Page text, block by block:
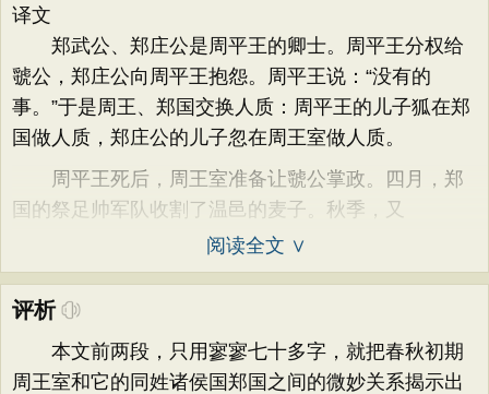
译文
郑武公、郑庄公是周平王的卿士。周平王分权给
虢公，郑庄公向周平王抱怨。周平王说：“没有的
事。”于是周王、郑国交换人质：周平王的儿子狐在郑
国做人质，郑庄公的儿子忽在周王室做人质。
周平王死后，周王室准备让虢公掌政。四月，郑
国的祭足帅军队收割了温邑的麦子。秋季，又
阅读全文 ∨
评析
本文前两段，只用寥寥七十多字，就把春秋初期
周王室和它的同姓诸侯国郑国之间的微妙关系揭示出